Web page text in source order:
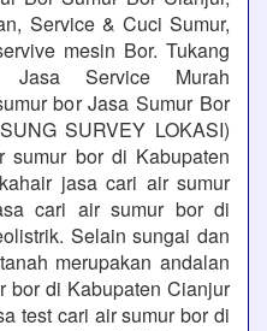
Service & Cuci Sumur,
mesin Bor. Tukang
Service Murah
bor Jasa Sumur Bor
SURVEY LOKASI)
sumur bor di Kabupaten
jasa cari air sumur
cari air sumur bor di
Selain sungai dan
merupakan andalan
bor di Kabupaten Cianjur
test cari air sumur bor di